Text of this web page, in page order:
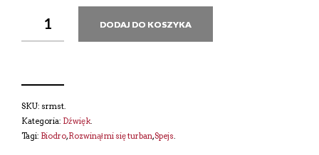
DODAJ DO KOSZYKA
SKU: srmst.
Kategoria: Dźwięk.
Tagi: Biodro,Rozwinął mi się turban,Spejs.